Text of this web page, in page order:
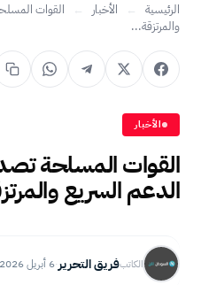
الرئيسية ← الأخبار ←
القوات
والمرتزقة...
الأخبار
القوات المسلحة
الدعم السريع
الكاتبفريق التحرير·6 أبريل 2026 · 09:09